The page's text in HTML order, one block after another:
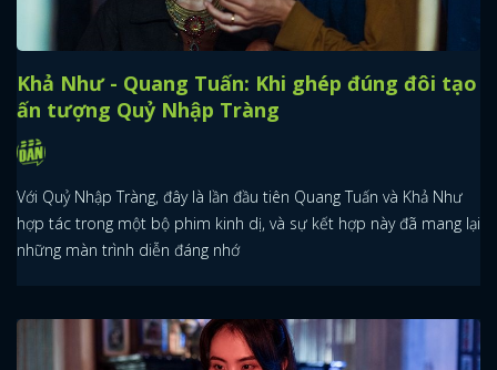
Khả Như - Quang Tuấn: Khi ghép đúng đôi tạo
ấn tượng Quỷ Nhập Tràng
Với Quỷ Nhập Tràng, đây là lần đầu tiên Quang Tuấn và Khả Như
hợp tác trong một bộ phim kinh dị, và sự kết hợp này đã mang lại
những màn trình diễn đáng nhớ